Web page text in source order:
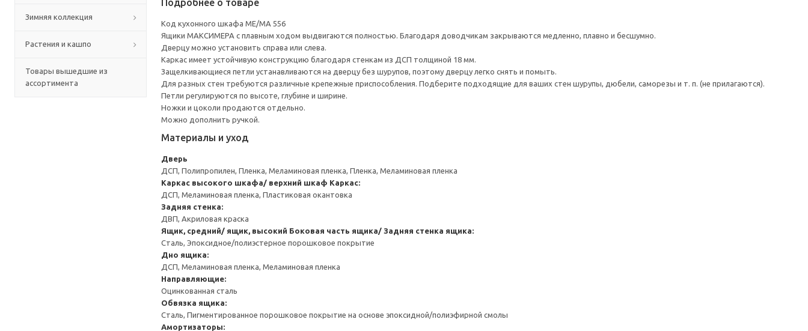
Зимняя коллекция
Растения и кашпо
Товары вышедшие из
ассортимента
Подробнее о товаре
Код кухонного шкафа ME/MA 556
Ящики МАКСИМЕРА с плавным ходом выдвигаются полностью. Благодаря доводчикам закрываются медленно, плавно и бесшумно.
Дверцу можно установить справа или слева.
Каркас имеет устойчивую конструкцию благодаря стенкам из ДСП толщиной 18 мм.
Защелкивающиеся петли устанавливаются на дверцу без шурупов, поэтому дверцу легко снять и помыть.
Для разных стен требуются различные крепежные приспособления. Подберите подходящие для ваших стен шурупы, дюбели, саморезы и т. п. (не прилагаются).
Петли регулируются по высоте, глубине и ширине.
Ножки и цоколи продаются отдельно.
Можно дополнить ручкой.
Материалы и уход
Дверь
ДСП, Полипропилен, Пленка, Меламиновая пленка, Пленка, Меламиновая пленка
Каркас высокого шкафа/ верхний шкаф Каркас:
ДСП, Меламиновая пленка, Пластиковая окантовка
Задняя стенка:
ДВП, Акриловая краска
Ящик, средний/ ящик, высокий Боковая часть ящика/ Задняя стенка ящика:
Сталь, Эпоксидное/полиэстерное порошковое покрытие
Дно ящика:
ДСП, Меламиновая пленка, Меламиновая пленка
Направляющие:
Оцинкованная сталь
Обвязка ящика:
Сталь, Пигментированное порошковое покрытие на основе эпоксидной/полиэфирной смолы
Амортизаторы: